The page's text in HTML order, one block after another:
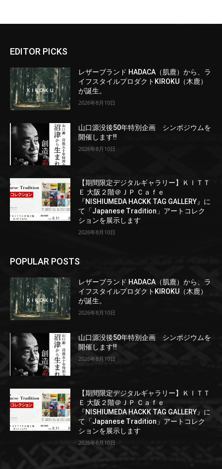
EDITOR PICKS
レザーブランド HADACA（肌鹿）から、ラ
イフスタイルプロダクトKIROKU（木鹿）
が誕生。
2026年8月10日
山口源没後50年特別企画 シンポジウムを
開催します!!
2026年8月10日
【期間限定デジタルギャラリー】ＫＩＴＴ
Ｅ 大阪２階＠ＪＰ Ｃａｆｅ
『NISHIUMEDA HACKK TAG GALLERY』に
て「Japanese Tradition」アートコレク
ションを展示します
2026年8月10日
POPULAR POSTS
レザーブランド HADACA（肌鹿）から、ラ
イフスタイルプロダクトKIROKU（木鹿）
が誕生。
2026年8月10日
山口源没後50年特別企画 シンポジウムを
開催します!!
2026年8月10日
【期間限定デジタルギャラリー】ＫＩＴＴ
Ｅ 大阪２階＠ＪＰ Ｃａｆｅ
『NISHIUMEDA HACKK TAG GALLERY』に
て「Japanese Tradition」アートコレク
ションを展示します
2026年8月10日